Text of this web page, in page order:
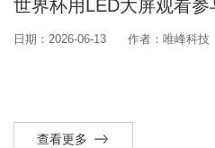
世界杯用LED大屏观看参
日期：2026-06-13 作者：唯峰科技
查看更多